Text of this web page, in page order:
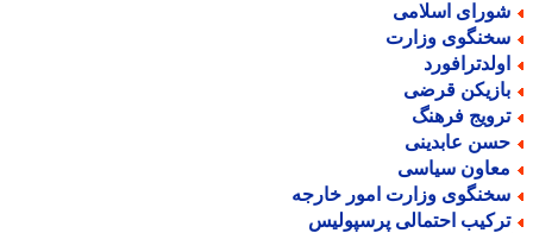
اسلامی
وزارت
قرضی
فرهنگ
عابدینی
سیاسی
وزارت امور خارجه
احتمالی پرسپولیس